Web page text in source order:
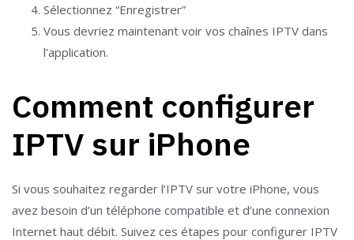
Sélectionnez “Enregistrer”
Vous devriez maintenant voir vos chaînes IPTV dans
l’application.
Comment configurer
IPTV sur iPhone
Si vous souhaitez regarder l’IPTV sur votre iPhone, vous
avez besoin d’un téléphone compatible et d’une connexion
Internet haut débit. Suivez ces étapes pour configurer IPTV